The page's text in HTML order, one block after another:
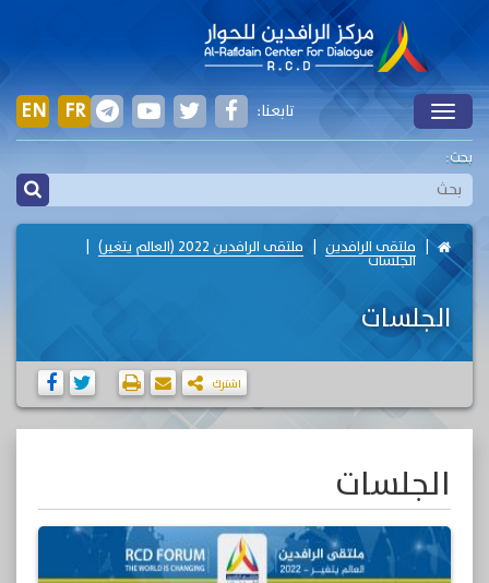
Toggle
EN FR تابعنا:
بحث:
ملتقى الرافدين ملتقى الرافدين 2022 (العالم يتغير)
الجلسات
الجلسات
اشترك
الجلسات